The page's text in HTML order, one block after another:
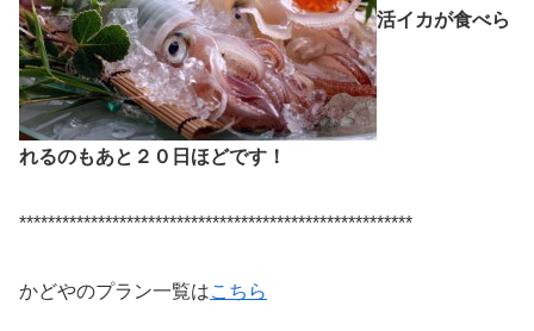
活イカが食べら
れるのもあと２０日ほどです！
*******************************************************
かどやのプラン一覧はこちら